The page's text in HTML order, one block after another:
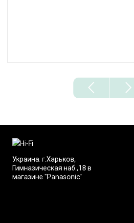
Украина. г.Харьков,
Гимназическая наб.,18 в
магазине "Panasonic"